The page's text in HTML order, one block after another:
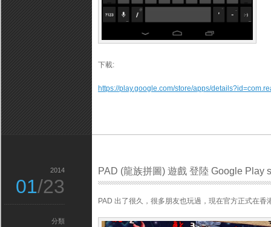
下載:
https://play.google.com/store/apps/
PAD (龍族拼圖) 遊戲 登陸 Google Play
PAD 出了很久，很多朋友也玩過，現在官方正式在
2014
01/23
分類